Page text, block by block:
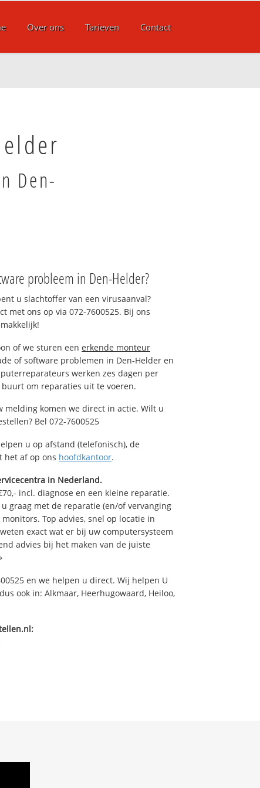
Over ons Tarieven Contact
Den-
probleem in Den-Helder?
u slachtoffer van een virusaanval?
met ons op via 072-7600525. Bij ons
of we sturen een erkende monteur
of software problemen in Den-Helder en
werken zes dagen per
om reparaties uit te voeren.
melding komen we direct in actie. Wilt u
Bel 072-7600525
u op afstand (telefonisch), de
het af op ons hoofdkantoor.
in Nederland.
incl. diagnose en een kleine reparatie.
graag met de reparatie (en/of vervanging
Top advies, snel op locatie in
exact wat er bij uw computersysteem
advies bij het maken van de juiste
en we helpen u direct. Wij helpen U
ook in: Alkmaar, Heerhugowaard, Heiloo,